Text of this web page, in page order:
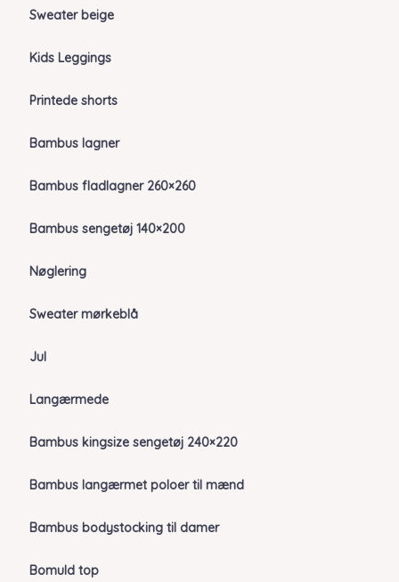
Sweater beige
Kids Leggings
Printede shorts
Bambus lagner
Bambus fladlagner 260×260
Bambus sengetøj 140×200
Nøglering
Sweater mørkeblå
Jul
Langærmede
Bambus kingsize sengetøj 240×220
Bambus langærmet poloer til mænd
Bambus bodystocking til damer
Bomuld top